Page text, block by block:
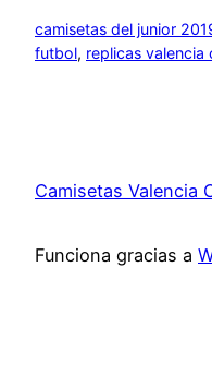
camisetas del junior
futbol, replicas valencia
Camisetas Valencia
Funciona gracias a